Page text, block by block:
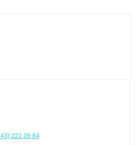
222 09 84